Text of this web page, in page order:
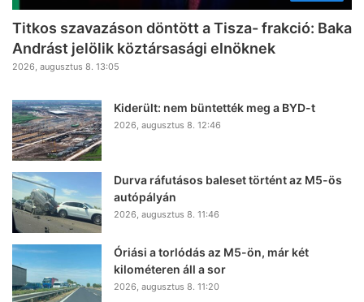
Titkos szavazáson döntött a Tisza- frakció: Baka
Andrást jelölik köztársasági elnöknek
2026, augusztus 8. 13:05
Kiderült: nem büntették meg a BYD-t
2026, augusztus 8. 12:46
Durva ráfutásos baleset történt az M5-ös
autópályán
2026, augusztus 8. 11:46
Óriási a torlódás az M5-ön, már két
kilométeren áll a sor
2026, augusztus 8. 11:20